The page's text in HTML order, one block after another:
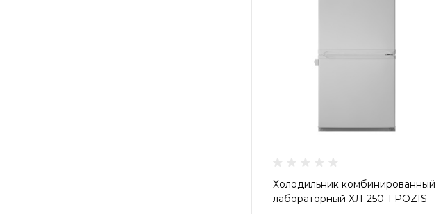
Холодильник комбинированный
лабораторный ХЛ-250-1 POZIS